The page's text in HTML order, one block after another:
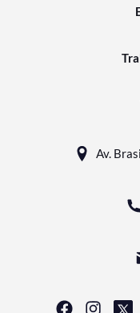
Av.